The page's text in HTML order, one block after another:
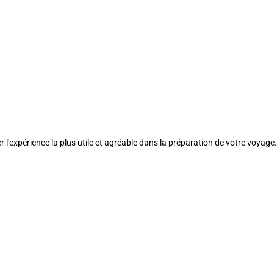
la plus utile et agréable dans la préparation de votre voyage.